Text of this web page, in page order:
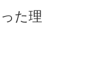
た理